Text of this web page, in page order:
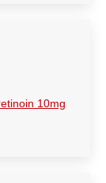
10mg